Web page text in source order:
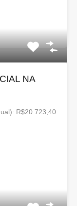
NA
R$20.723,40